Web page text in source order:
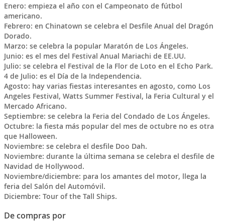
Enero: empieza el año con el Campeonato de fútbol
americano.
Febrero: en Chinatown se celebra el Desfile Anual del Dragón
Dorado.
Marzo: se celebra la popular Maratón de Los Ángeles.
Junio: es el mes del Festival Anual Mariachi de EE.UU.
Julio: se celebra el Festival de la Flor de Loto en el Echo Park.
4 de Julio: es el Día de la Independencia.
Agosto: hay varias fiestas interesantes en agosto, como Los
Angeles Festival, Watts Summer Festival, la Feria Cultural y el
Mercado Africano.
Septiembre: se celebra la Feria del Condado de Los Ángeles.
Octubre: la fiesta más popular del mes de octubre no es otra
que Halloween.
Noviembre: se celebra el desfile Doo Dah.
Noviembre: durante la última semana se celebra el desfile de
Navidad de Hollywood.
Noviembre/diciembre: para los amantes del motor, llega la
feria del Salón del Automóvil.
Diciembre: Tour of the Tall Ships.
De compras por